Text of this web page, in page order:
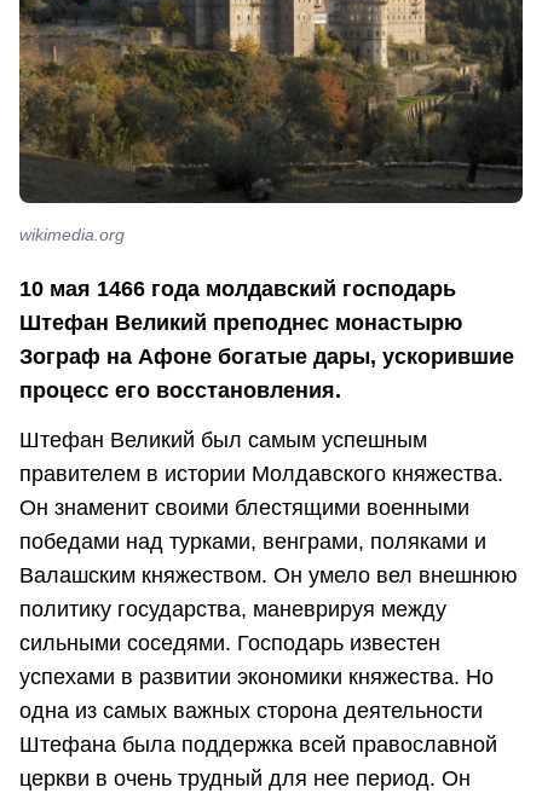
wikimedia.org
10 мая 1466 года молдавский господарь
Штефан Великий преподнес монастырю
Зограф на Афоне богатые дары, ускорившие
процесс его восстановления.
Штефан Великий был самым успешным
правителем в истории Молдавского княжества.
Он знаменит своими блестящими военными
победами над турками, венграми, поляками и
Валашским княжеством. Он умело вел внешнюю
политику государства, маневрируя между
сильными соседями. Господарь известен
успехами в развитии экономики княжества. Но
одна из самых важных сторона деятельности
Штефана была поддержка всей православной
церкви в очень трудный для нее период. Он